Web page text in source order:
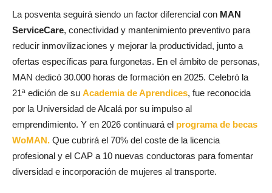
La posventa seguirá siendo un factor diferencial con MAN
ServiceCare, conectividad y mantenimiento preventivo para
reducir inmovilizaciones y mejorar la productividad, junto a
ofertas específicas para furgonetas. En el ámbito de personas,
MAN dedicó 30.000 horas de formación en 2025. Celebró la
21ª edición de su Academia de Aprendices, fue reconocida
por la Universidad de Alcalá por su impulso al
emprendimiento. Y en 2026 continuará el programa de becas
WoMAN. Que cubrirá el 70% del coste de la licencia
profesional y el CAP a 10 nuevas conductoras para fomentar
diversidad e incorporación de mujeres al transporte.